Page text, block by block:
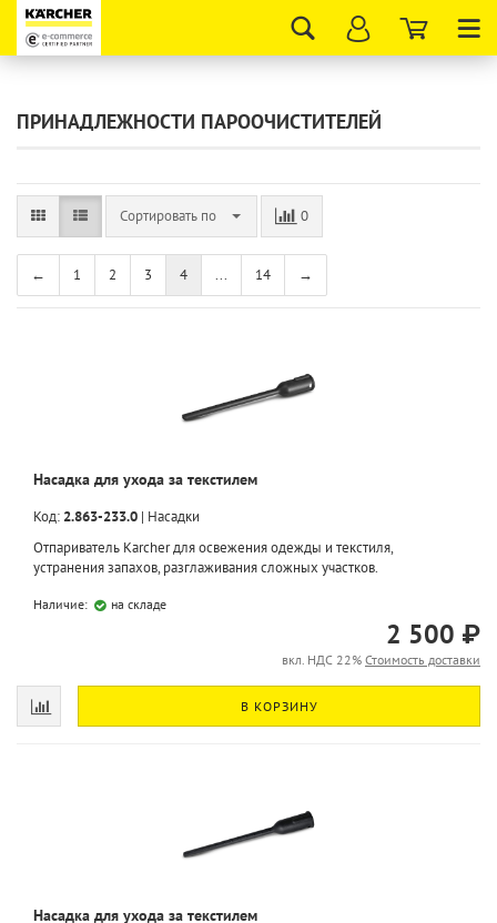
ПРИНАДЛЕЖНОСТИ ПАРООЧИСТИТЕЛЕЙ
Сортировать по 0
← 1 2 3 4 ... 14 →
Насадка для ухода за текстилем
Код: 2.863-233.0 | Насадки
Отпариватель Karcher для освежения одежды и текстиля,
устранения запахов, разглаживания сложных участков.
Наличие: на складе
2 500 ₽
вкл. НДС 22% Стоимость доставки
В КОРЗИНУ
Насадка для ухода за текстилем